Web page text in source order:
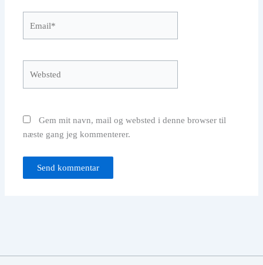
Gem mit navn, mail og websted i denne browser til
næste gang jeg kommenterer.